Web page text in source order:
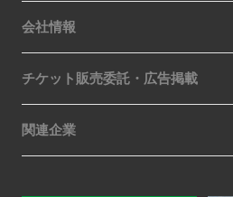
会社情報
チケット販売委託・広告掲載
関連企業